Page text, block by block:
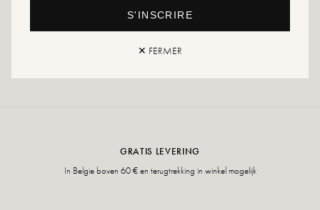
GRATIS LEVERING
In Belgie boven 60 € en terugtrekking in winkel mogelijk
S'INSCRIRE
✕ FERMER